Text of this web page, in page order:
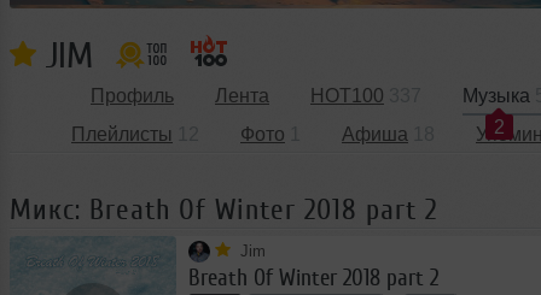
JIM
Профиль Лента HOT100
Музыка
2
Плейлисты
Фото Афиша
Микс: Breath Of Winter 2018 part 2
Jim
Breath Of Winter 2018 part 2